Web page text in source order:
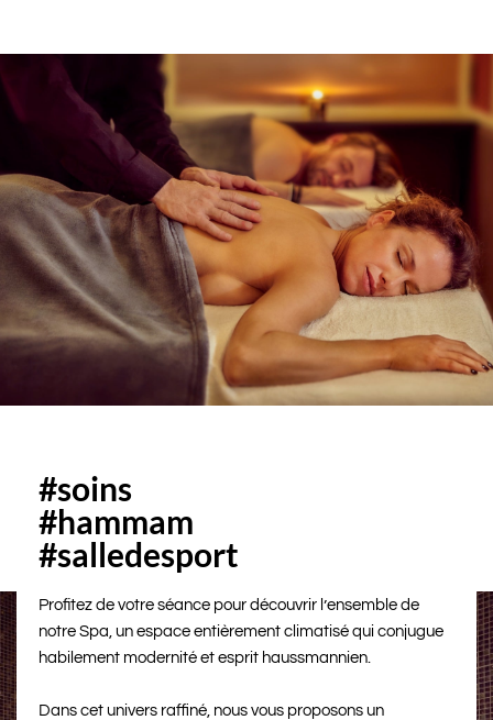
#soins
#hammam
#salledesport
Profitez de votre séance pour découvrir l’ensemble de
notre Spa, un espace entièrement climatisé qui conjugue
habilement modernité et esprit haussmannien.
Dans cet univers raffiné, nous vous proposons un